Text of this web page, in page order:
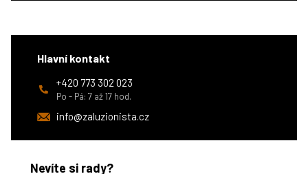
Hlavní kontakt
+420 773 302 023
Po - Pá: 7 až 17 hod.
info@zaluzionista.cz
Nevíte si rady?